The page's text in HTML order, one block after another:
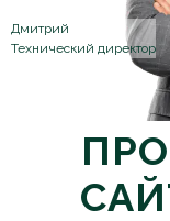
Дмитрий
Технический директор